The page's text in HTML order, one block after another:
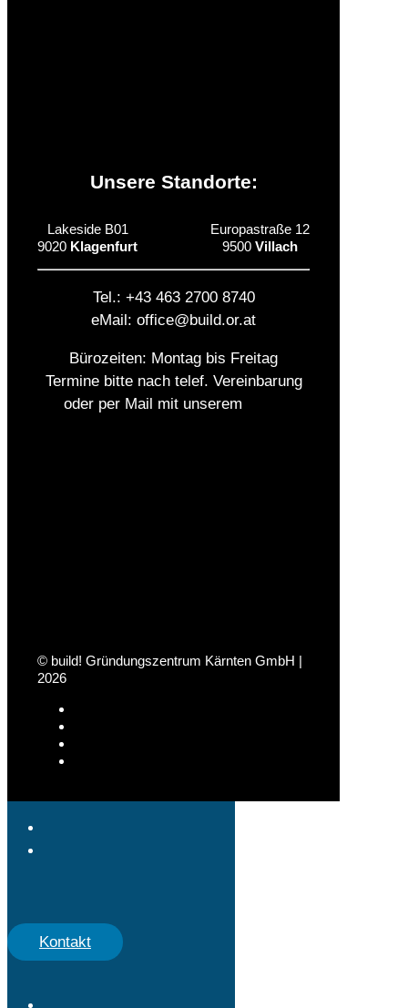
Unsere Standorte:
Lakeside B01
9020 Klagenfurt
Europastraße 12
9500 Villach
Tel.: +43 463 2700 8740
eMail: office@build.or.at
Bürozeiten: Montag bis Freitag
Termine bitte nach telef. Vereinbarung
oder per Mail mit unserem
© build! Gründungszentrum Kärnten GmbH |
2026
Kontakt